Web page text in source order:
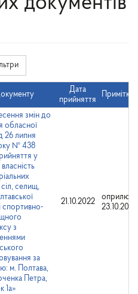
Дата
прийняття
Примітки
змін до
обласної
26 липня
№ 438
у
селищ,
спортивно-
з
за
м. Полтава,
Петра,
1а»
21.10.2022
23.10.2022